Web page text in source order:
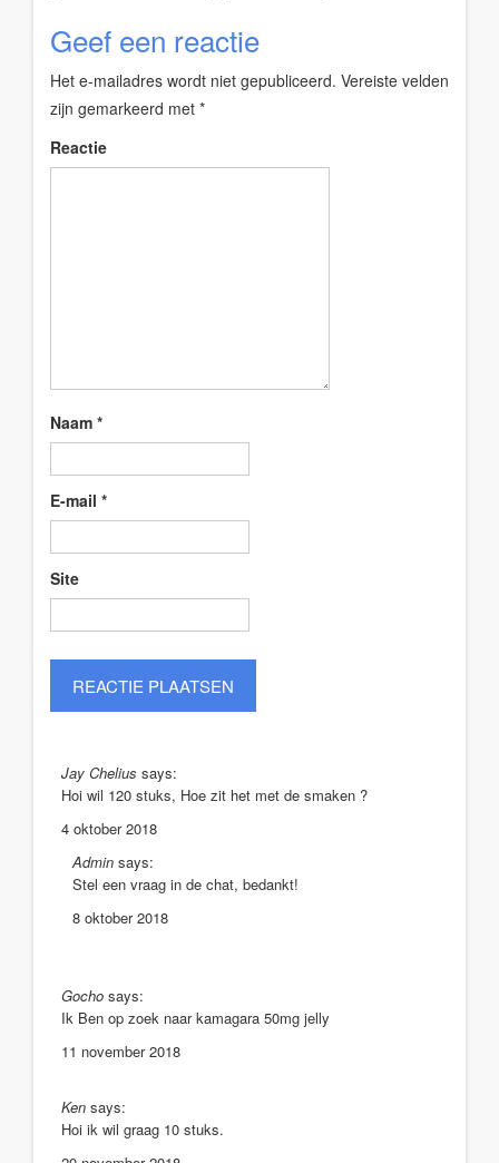
Geef een reactie
Het e-mailadres wordt niet gepubliceerd. Vereiste velden
zijn gemarkeerd met *
Reactie
Naam *
E-mail *
Site
Jay Chelius says:
Hoi wil 120 stuks, Hoe zit het met de smaken ?
4 oktober 2018
Admin says:
Stel een vraag in de chat, bedankt!
8 oktober 2018
Gocho says:
Ik Ben op zoek naar kamagara 50mg jelly
11 november 2018
Ken says:
Hoi ik wil graag 10 stuks.